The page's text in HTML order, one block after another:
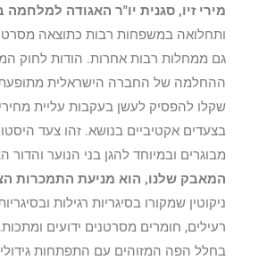
מירי זיו, סגנית יו"ר האגודה
ותחלואה במשפחות רבות כתוצאה
גם ממחלות רבות אחרות. הודות לחוק
שקלו להפסיק לעשן בעקבות עליית
בצעדים אקטיביים בנושא. זהו צעד
מבוגרים ובמיוחד להגן בני הנוער
המאבק שלנו, הוא מניעת התמכרות
ניקוטין שמקורו בסיגריות רגילות
רעילים, חומרים מסרטנים ידועים
בחלל הפה המזוהים עם התפתחות